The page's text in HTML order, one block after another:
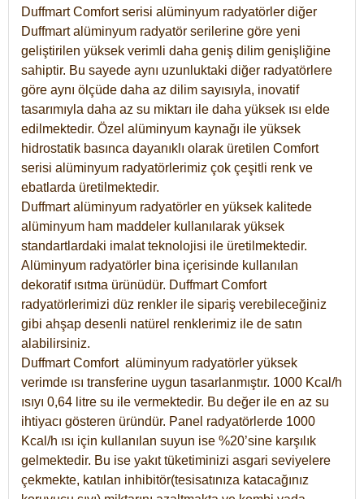
Duffmart Comfort serisi alüminyum radyatörler diğer
Duffmart alüminyum radyatör serilerine göre yeni
geliştirilen yüksek verimli daha geniş dilim genişliğine
sahiptir. Bu sayede aynı uzunluktaki diğer radyatörlere
göre aynı ölçüde daha az dilim sayısıyla, inovatif
tasarımıyla daha az su miktarı ile daha yüksek ısı elde
edilmektedir. Özel alüminyum kaynağı ile yüksek
hidrostatik basınca dayanıklı olarak üretilen Comfort
serisi alüminyum radyatörlerimiz çok çeşitli renk ve
ebatlarda üretilmektedir.
Duffmart alüminyum radyatörler en yüksek kalitede
alüminyum ham maddeler kullanılarak yüksek
standartlardaki imalat teknolojisi ile üretilmektedir.
Alüminyum radyatörler bina içerisinde kullanılan
dekoratif ısıtma ürünüdür. Duffmart Comfort
radyatörlerimizi düz renkler ile sipariş verebileceğiniz
gibi ahşap desenli natürel renklerimiz ile de satın
alabilirsiniz.
Duffmart Comfort alüminyum radyatörler yüksek
verimde ısı transferine uygun tasarlanmıştır. 1000 Kcal/h
ısıyı 0,64 litre su ile vermektedir. Bu değer ile en az su
ihtiyacı gösteren üründür. Panel radyatörlerde 1000
Kcal/h ısı için kullanılan suyun ise %20’sine karşılık
gelmektedir. Bu ise yakıt tüketiminizi asgari seviyelere
çekmekte, katılan inhibitör(tesisatınıza katacağınız